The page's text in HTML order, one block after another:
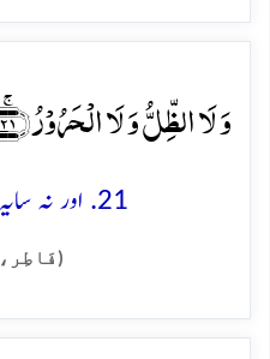
وَ لَا الظِّلُّ وَ لَا الۡحَرُوۡرُ ﴿ۚ۲۱﴾
21. اور نہ سایہ اور نہ دھوپ
(فَاطِر،